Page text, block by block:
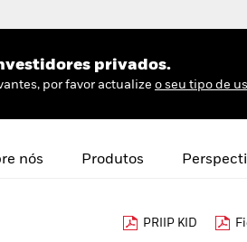
privados.
por favor actualize o seu tipo de
nós Produtos
PRIIP KID